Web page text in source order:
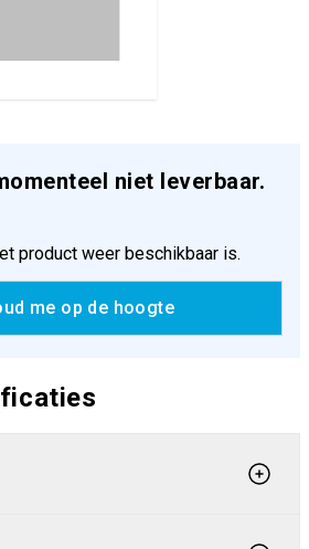
niet leverbaar.
product weer beschikbaar is.
me op de hoogte